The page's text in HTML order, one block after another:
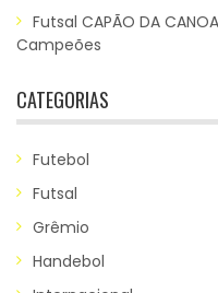
Futsal CAPÃO DA
Campeões
CATEGORIAS
Futebol
Futsal
Grêmio
Handebol